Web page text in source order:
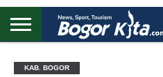
UTAMA
KAB. BOGOR